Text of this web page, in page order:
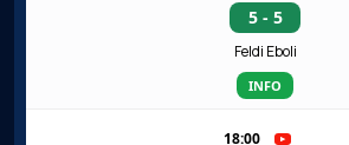
5 - 5
Feldi Eboli
INFO
18:00